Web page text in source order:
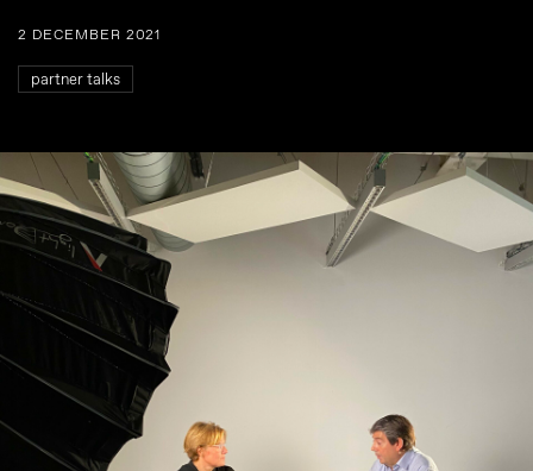
2 DECEMBER 2021
partner talks